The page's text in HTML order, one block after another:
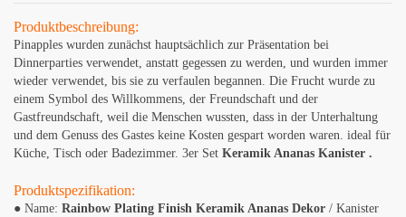
Produktbeschreibung:
Pinapples wurden zunächst hauptsächlich zur Präsentation bei
Dinnerparties verwendet, anstatt gegessen zu werden, und wurden immer
wieder verwendet, bis sie zu verfaulen begannen. Die Frucht wurde zu
einem Symbol des Willkommens, der Freundschaft und der
Gastfreundschaft, weil die Menschen wussten, dass in der Unterhaltung
und dem Genuss des Gastes keine Kosten gespart worden waren. ideal für
Küche, Tisch oder Badezimmer. 3er Set Keramik Ananas Kanister .
Produktspezifikation:
● Name: Rainbow Plating Finish Keramik Ananas Dekor / Kanister